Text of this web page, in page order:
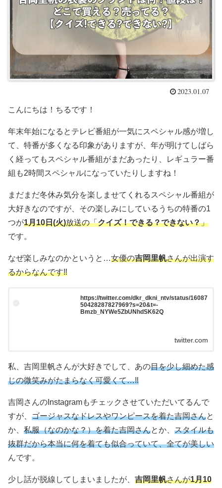
2023.01.07
こんにちは！ちるです！
年末年始になるとテレビ番組が一気にスペシャル感が増し
て、特番が多くなる印象がありますが、年が明けてしばら
く経ってもスペシャル番組がまだあったり、レギュラー番
組も2時間スペシャルになっていたりしますね！
まだまだ冬休み気分を楽しませてくれるスペシャル番組が
大好きなのですが、その楽しみにしているうちの特番の1
つが1月10日(火)放送の「クイズ！できる？できない？」
です。
なぜ楽しみなのかというと…女優の吉岡里帆さんが出演す
るからなんです‼︎
https://twitter.com/dkr_dkni_ntv/status/16087
50428287827969?s=20&t=-
Bmzb_NYWe5ZbUNhdSK62Q
twitter.com
私、吉岡里帆さんが大好きでして、あの目を少し細めた感
じの微笑みがたまらなく可愛くて…‼︎
吉岡さんのInstagramもチェックさせていただいてるんで
すが、 ゴージャスなドレスやワンピースを着た吉岡さんと
か、 私服（なのかな？）を着た吉岡さんとか、 スタイルも
抜群だから本当に何を着ても似合っていて、全てが美しい
んです。
少し話が脱線してしまいましたが、 吉岡里帆さんが1月10